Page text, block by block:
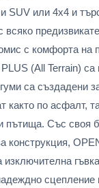
SUV или 4х4 и
всяко
с комфорта на
(All Terrain) са
са създадени
както по асфалт,
пътища. Със своя
конструкция,
изключителна